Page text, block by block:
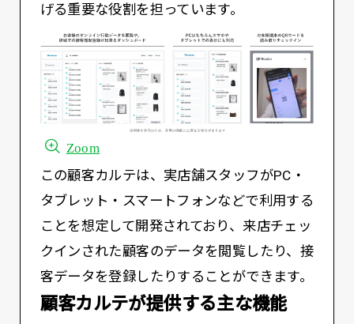
げる重要な役割を担っています。
Zoom
この顧客カルテは、実店舗スタッフがPC・
タブレット・スマートフォンなどで利用する
ことを想定して開発されており、来店チェッ
クインされた顧客のデータを閲覧したり、接
客データを登録したりすることができます。
顧客カルテが提供する主な機能